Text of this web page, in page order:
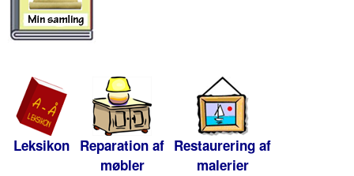
Leksikon Reparation af
møbler
Restaurering af
malerier